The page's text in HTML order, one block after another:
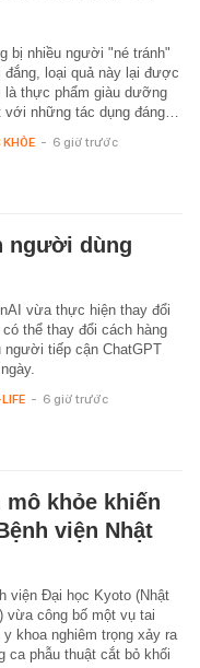
bị nhiều người "né tránh"
đắng, loại quả này lại được
là thực phẩm giàu dưỡng
với những tác dụng đáng…
- 6 giờ trước
người dùng
vừa thực hiện thay đổi
thể thay đổi cách hàng
người tiếp cận ChatGPT
- 6 giờ trước
khỏe khiến
viện Nhật
viện Đại học Kyoto (Nhật
vừa công bố một vụ tai
y khoa nghiêm trọng xảy ra
ca phẫu thuật cắt bỏ khối